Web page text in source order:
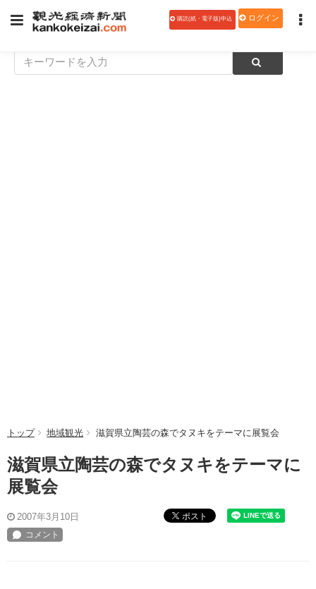
購読(紙・電子版)申込 ログイン
トップ 地域観光 滋賀県立陶芸の森でタヌキをテーマに展覧会
滋賀県立陶芸の森でタヌキをテーマに
展覧会
2007年3月10日 ポスト